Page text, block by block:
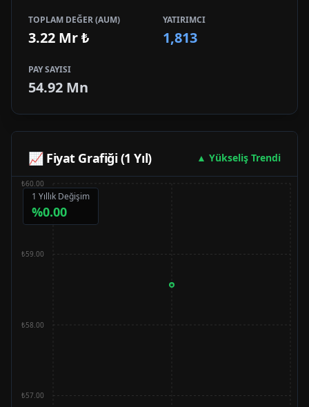
TOPLAM DEĞER (AUM)
3.22 Mr₺
YATIRIMCI
1,813
PAY SAYISI
54.92 Mn
📈 Fiyat Grafiği (1 Yıl) ▲ Yükseliş Trendi
1 Yıllık Değişim
%0.00
₺57.00
₺58.00
₺59.00
₺60.00